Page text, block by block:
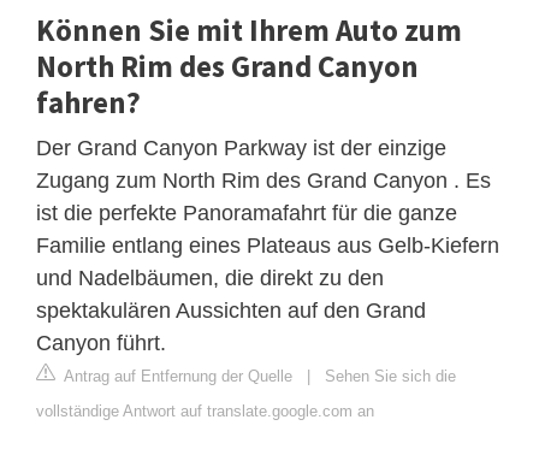
Können Sie mit Ihrem Auto zum
North Rim des Grand Canyon
fahren?
Der Grand Canyon Parkway ist der einzige
Zugang zum North Rim des Grand Canyon . Es
ist die perfekte Panoramafahrt für die ganze
Familie entlang eines Plateaus aus Gelb-Kiefern
und Nadelbäumen, die direkt zu den
spektakulären Aussichten auf den Grand
Canyon führt.
Antrag auf Entfernung der Quelle | Sehen Sie sich die
vollständige Antwort auf translate.google.com an